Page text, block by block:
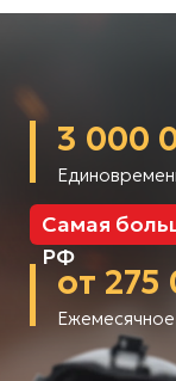
3 000
от 275
Самая
РФ